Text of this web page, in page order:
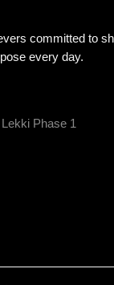
committed to
every day.
Phase 1